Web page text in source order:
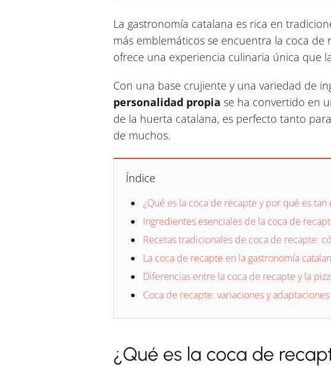
La gastronomía catalana es rica en
más emblemáticos se encuentra la coca de
ofrece una experiencia culinaria única que
Con una base crujiente y una variedad de
personalidad propia se ha convertido en
de la huerta catalana, es perfecto tanto
de muchos.
Índice
¿Qué es la coca de recapte y por qué es tan
Ingredientes esenciales de la coca de
Recetas tradicionales de coca de recapte:
La coca de recapte en la gastronomía
Diferencias entre la coca de recapte y la
Coca de recapte: variaciones y
¿Qué es la coca de